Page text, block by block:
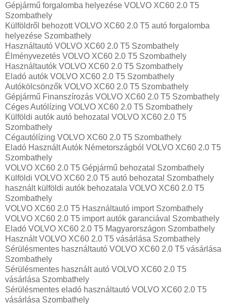
Gépjármű forgalomba helyezése VOLVO XC60 2.0 T5
Szombathely
Külföldről behozott VOLVO XC60 2.0 T5 autó forgalomba
helyezése Szombathely
Használtautó‎ VOLVO XC60 2.0 T5 Szombathely
Élményvezetés VOLVO XC60 2.0 T5 Szombathely
Használtautó‎k VOLVO XC60 2.0 T5 Szombathely
Eladó autók VOLVO XC60 2.0 T5 Szombathely
Autókölcsönzők VOLVO XC60 2.0 T5 Szombathely
Gépjármű Finanszírozás VOLVO XC60 2.0 T5 Szombathely
Céges Autólízing VOLVO XC60 2.0 T5 Szombathely
Külföldi autók‎ autó behozatal VOLVO XC60 2.0 T5
Szombathely
Cégautólízing VOLVO XC60 2.0 T5 Szombathely
Eladó Használt Autók Németországból VOLVO XC60 2.0 T5
Szombathely
VOLVO XC60 2.0 T5 Gépjármű behozatal Szombathely
Külföldi VOLVO XC60 2.0 T5 autó behozatal Szombathely
használt külföldi autók behozatala VOLVO XC60 2.0 T5
Szombathely
VOLVO XC60 2.0 T5 Használtautó import Szombathely
VOLVO XC60 2.0 T5 import autók garanciával Szombathely
Eladó VOLVO XC60 2.0 T5 Magyarországon‎ Szombathely
Használt VOLVO XC60 2.0 T5 vásárlása Szombathely
Sérülésmentes használtautó VOLVO XC60 2.0 T5 vásárlása
Szombathely
Sérülésmentes használt autó VOLVO XC60 2.0 T5
vásárlása Szombathely
Sérülésmentes eladó használtautó VOLVO XC60 2.0 T5
vásárlása Szombathely